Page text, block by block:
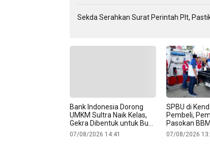
Sekda Serahkan Surat Perintah Plt,
Bank Indonesia Dorong
UMKM Sultra Naik Kelas,
Gekra Dibentuk untuk Buka
Jalan Produk Lokal ke
Pasar Ekspor
07/08/2026 14:41
SPBU di
Pembeli,
Pasokan
07/08/2026